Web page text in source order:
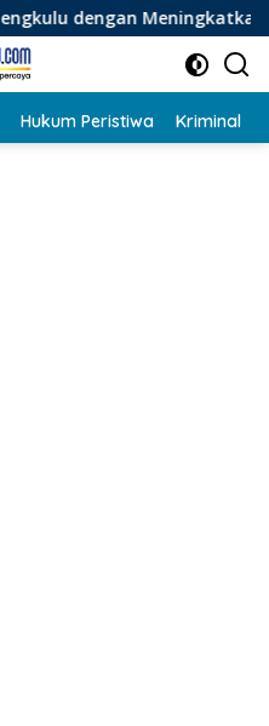
Ruang Publik
Hukum Peristiwa Kriminal